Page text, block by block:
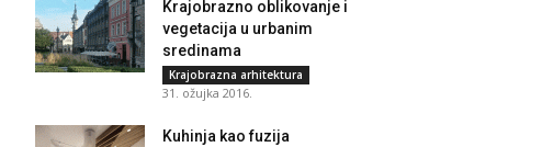
Krajobrazno oblikovanje i
vegetacija u urbanim
sredinama
Krajobrazna arhitektura
31. ožujka 2016.
Kuhinja kao fuzija